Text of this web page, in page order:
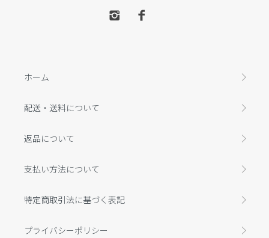
ホーム
配送・送料について
返品について
支払い方法について
特定商取引法に基づく表記
プライバシーポリシー